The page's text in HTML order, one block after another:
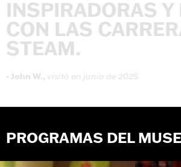
INSPIRADORAS Y
CON LAS
STEAM.
- John W., visitó en junio de 2025
PROGRAMAS DEL